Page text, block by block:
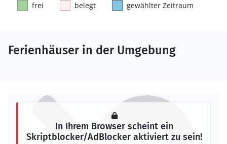
frei belegt gewählter Zeitraum
Ferienhäuser in der Umgebung
In Ihrem Browser scheint ein
Skriptblocker/AdBlocker aktiviert zu sein!